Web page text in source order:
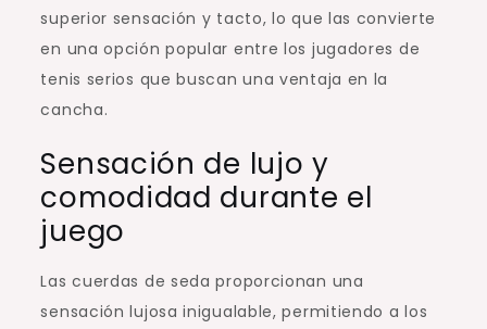
superior sensación y tacto, lo que las convierte
en una opción popular entre los jugadores de
tenis serios que buscan una ventaja en la
cancha.
Sensación de lujo y
comodidad durante el
juego
Las cuerdas de seda proporcionan una
sensación lujosa inigualable, permitiendo a los